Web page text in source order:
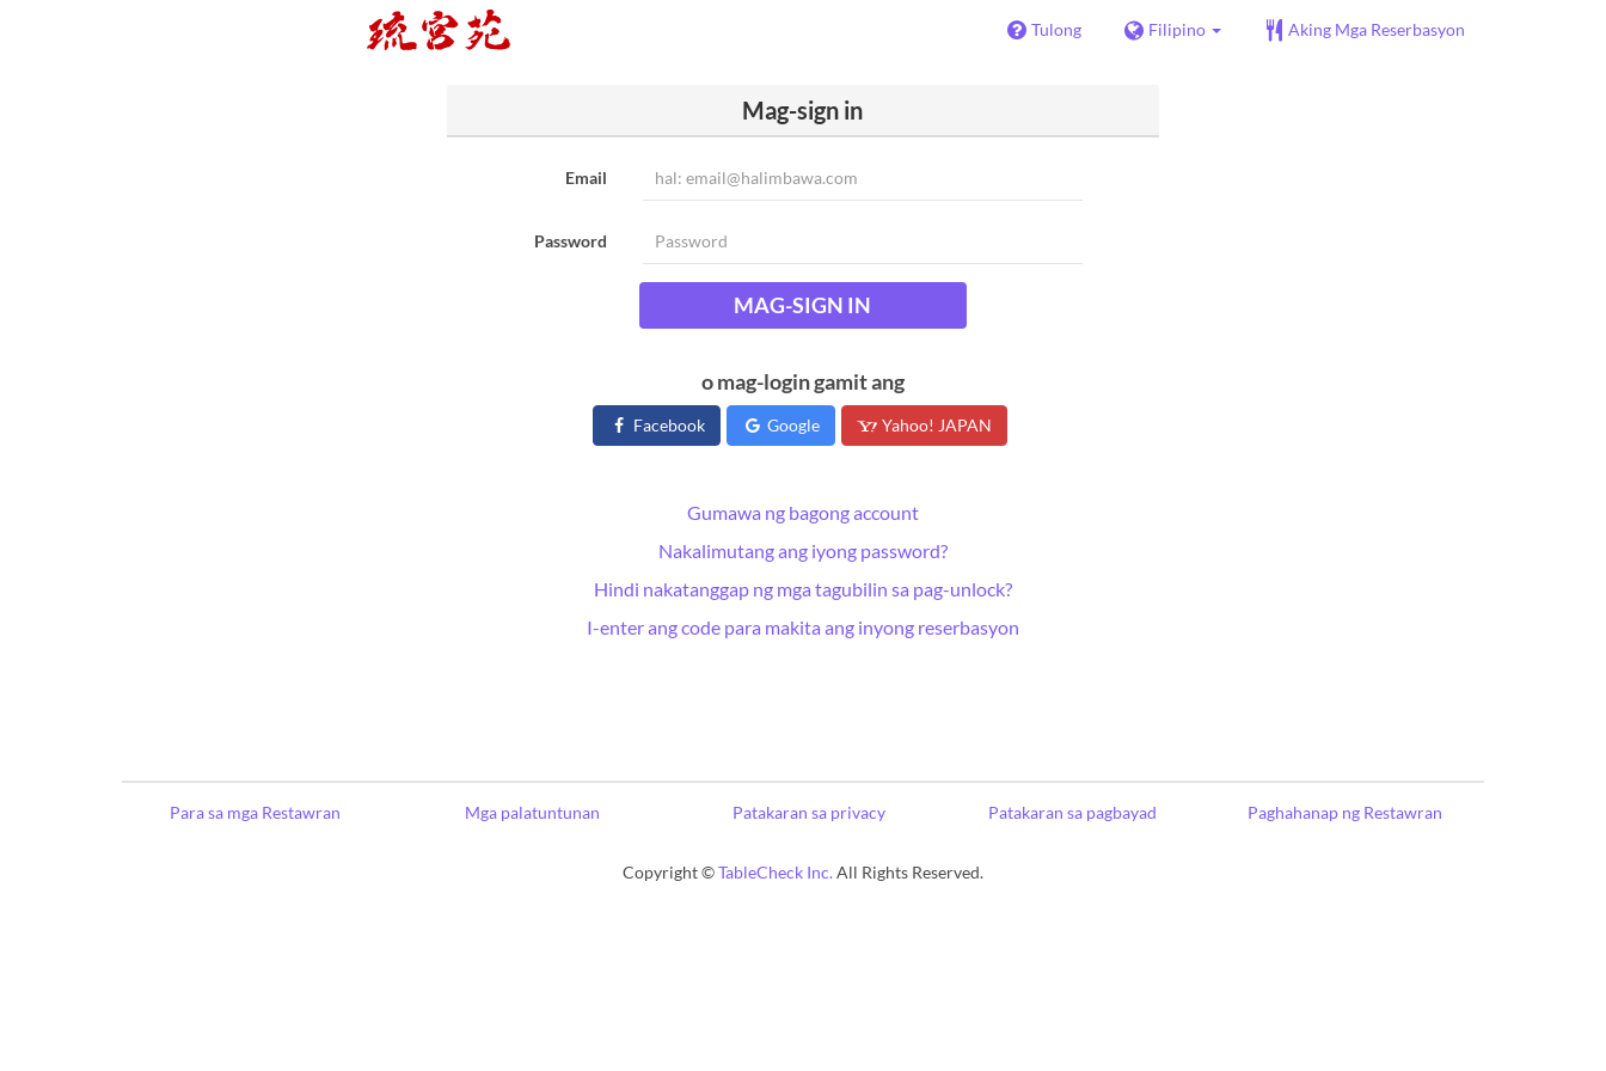
Tulong Filipino Aking Mga Reserbasyon
Mag-sign in
Email
Password
MAG-SIGN IN
o mag-login gamit ang
Facebook Google Yahoo! JAPAN
Gumawa ng bagong account
Nakalimutang ang iyong password?
Hindi nakatanggap ng mga tagubilin sa pag-unlock?
I-enter ang code para makita ang inyong reserbasyon
Para sa mga Restawran Mga palatuntunan Patakaran sa privacy Patakaran sa pagbayad Paghahanap ng Restawran
Copyright ©TableCheck Inc.All Rights Reserved.